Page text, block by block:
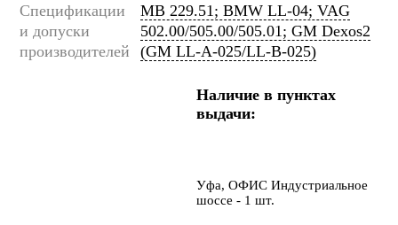
Спецификации
и допуски
производителей
MB 229.51; BMW LL-04; VAG
502.00/505.00/505.01; GM Dexos2
(GM LL-A-025/LL-B-025)
Наличие в пунктах
выдачи:
Уфа, ОФИС Индустриальное
шоссе - 1 шт.